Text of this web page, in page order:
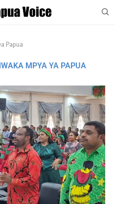
Papua
MPYA YA PAPUA